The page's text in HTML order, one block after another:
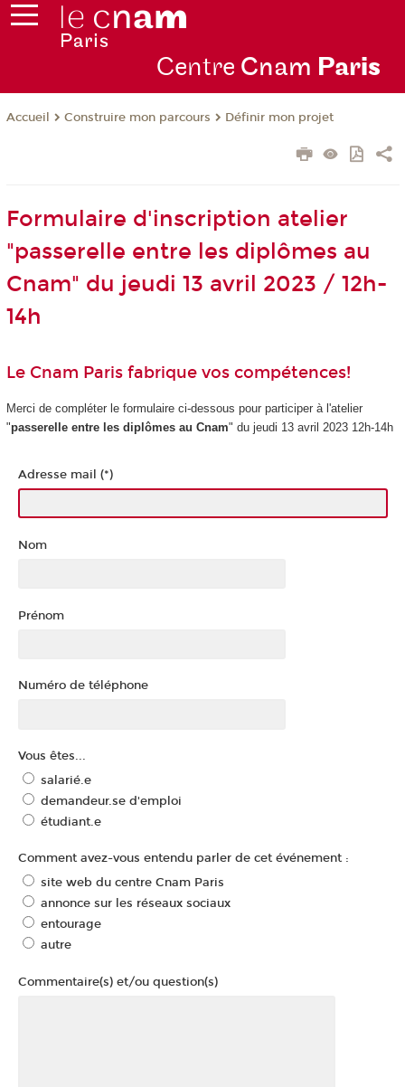
Centre Cnam Paris
Accueil Construire mon parcours Définir mon projet
Formulaire d'inscription atelier
"passerelle entre les diplômes au
Cnam" du jeudi 13 avril 2023 / 12h-
14h
Le Cnam Paris fabrique vos compétences!
Merci de compléter le formulaire ci-dessous pour participer à l'atelier
"passerelle entre les diplômes au Cnam" du jeudi 13 avril 2023 12h-14h
Adresse mail (*)
Nom
Prénom
Numéro de téléphone
Vous êtes...
salarié.e
demandeur.se d'emploi
étudiant.e
Comment avez-vous entendu parler de cet événement :
site web du centre Cnam Paris
annonce sur les réseaux sociaux
entourage
autre
Commentaire(s) et/ou question(s)